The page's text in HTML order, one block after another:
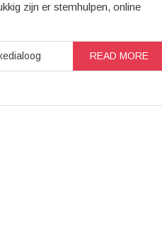
zijn er stemhulpen, online
READ MORE